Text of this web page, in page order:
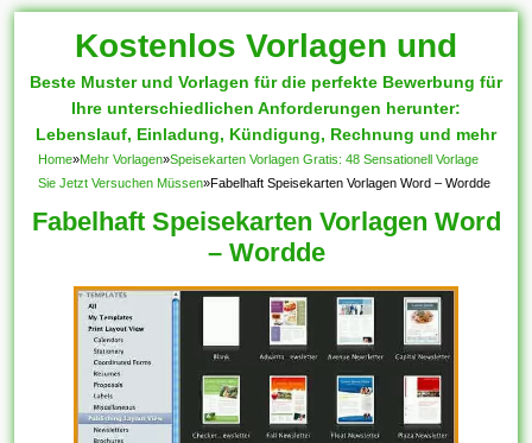
Kostenlos Vorlagen und
Muster
Beste Muster und Vorlagen für die perfekte Bewerbung für
Ihre unterschiedlichen Anforderungen herunter:
Lebenslauf, Einladung, Kündigung, Rechnung und mehr
Home»Mehr Vorlagen»Speisekarten Vorlagen Gratis: 48 Sensationell Vorlage
Sie Jetzt Versuchen Müssen»Fabelhaft Speisekarten Vorlagen Word – Wordde
Fabelhaft Speisekarten Vorlagen Word
– Wordde